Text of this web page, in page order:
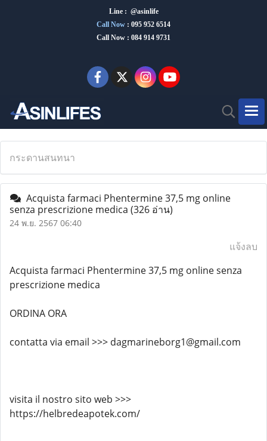
Line : @asinlife
Call Now : 095 952 6514
Call Now : 084 914 9731
กระดานสนทนา
Acquista farmaci Phentermine 37,5 mg online
senza prescrizione medica (326 อ่าน)
24 พ.ย. 2567 06:40
แจ้งลบ
Acquista farmaci Phentermine 37,5 mg online senza
prescrizione medica
ORDINA ORA
contatta via email >>> dagmarineborg1@gmail.com
visita il nostro sito web >>>
https://helbredeapotek.com/